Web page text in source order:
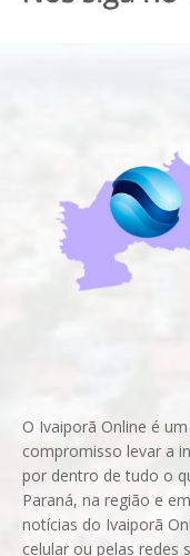
O Ivaiporã Online é
compromisso levar a
por dentro de tudo o
Paraná, na região e
notícias do Ivaiporã
celular ou pelas redes